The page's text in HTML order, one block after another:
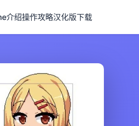
介绍操作攻略汉化版下载